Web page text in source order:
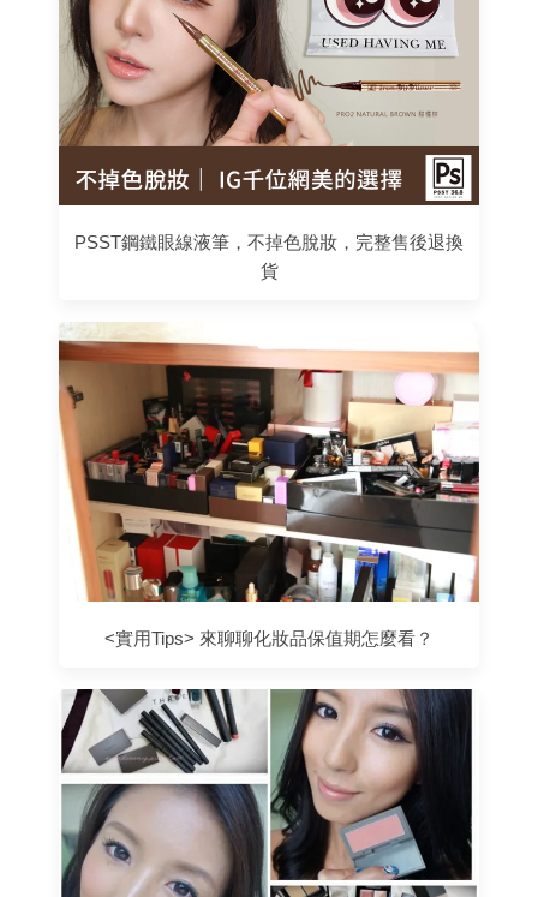
PSST鋼鐵眼線液筆，不掉色脫妝，完整售後退換
貨
<實用Tips> 來聊聊化妝品保值期怎麼看？